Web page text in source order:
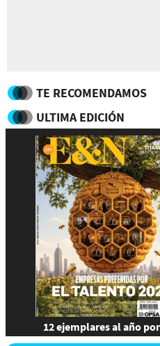
TE RECOMENDAMOS
ULTIMA EDICIÓN
12 ejemplares al año